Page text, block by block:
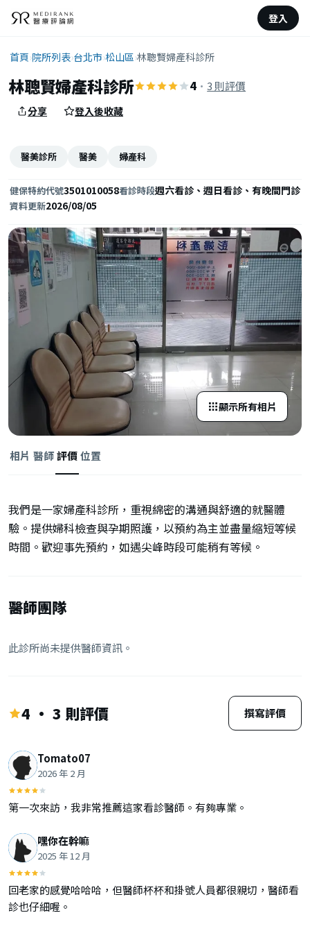
登入
首頁›院所列表›台北市›松山區›林聰賢婦產科診所
林聰賢婦產科診所 4 ·3 則評價
分享 登入後收藏
醫美診所 醫美 婦產科
健保特約代號3501010058看診時段週六看診、週日看診、有晚間門診
資料更新2026/08/05
顯示所有相片
相片 醫師評價位置
我們是一家婦產科診所，重視綿密的溝通與舒適的就醫體
驗。提供婦科檢查與孕期照護，以預約為主並盡量縮短等候
時間。歡迎事先預約，如遇尖峰時段可能稍有等候。
醫師團隊
此診所尚未提供醫師資訊。
4 · 3 則評價 撰寫評價
Tomato07
2026 年 2 月
第一次來訪，我非常推薦這家看診醫師。有夠專業。
嘿你在幹嘛
2025 年 12 月
回老家的感覺哈哈哈，但醫師杯杯和掛號人員都很親切，醫師看
診也仔細喔。